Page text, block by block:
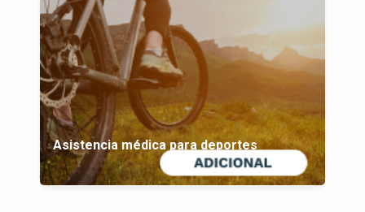
Asistencia médica para deportes